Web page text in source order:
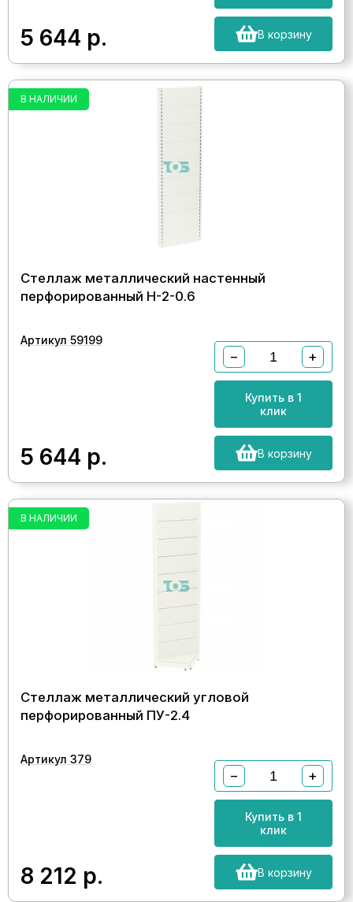
5 644 р. В корзину
В НАЛИЧИИ
Стеллаж металлический настенный
перфорированный Н-2-0.6
Артикул 59199
5 644 р.
− +
Купить в 1
клик
В корзину
В НАЛИЧИИ
Стеллаж металлический угловой
перфорированный ПУ-2.4
Артикул 379
8 212 р.
− +
Купить в 1
клик
В корзину